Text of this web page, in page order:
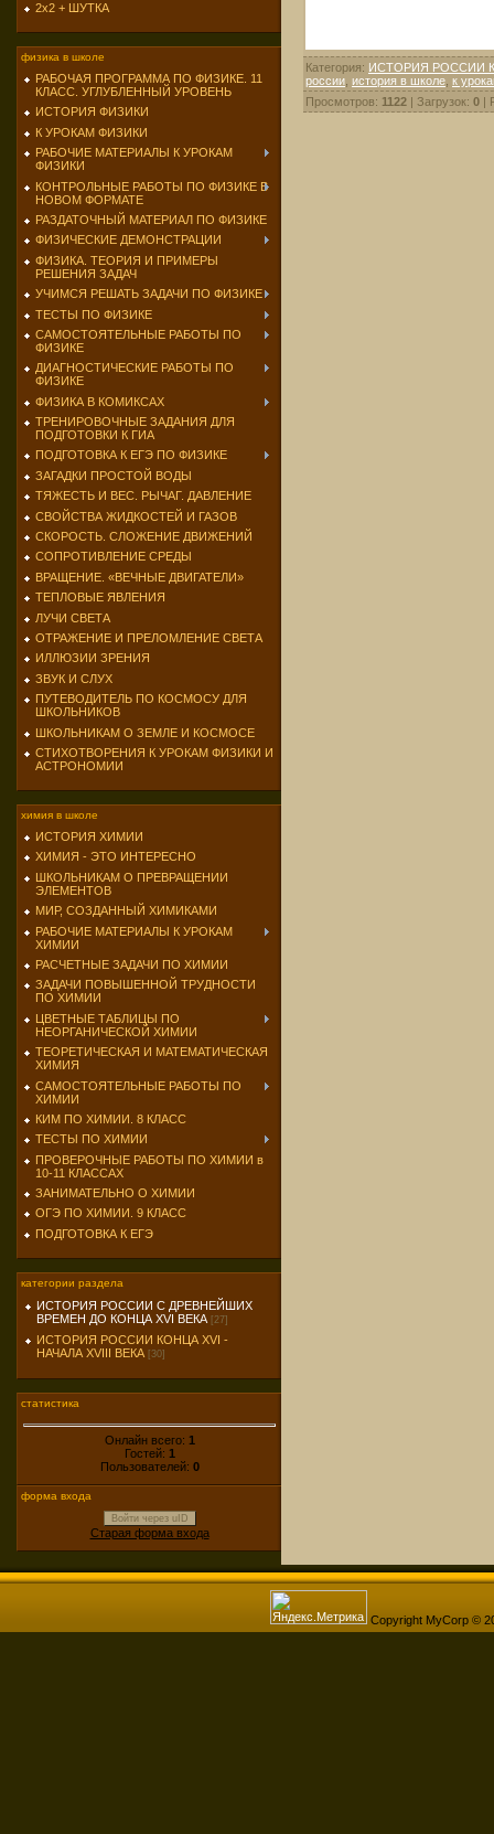
2х2 + ШУТКА
физика в школе
РАБОЧАЯ ПРОГРАММА ПО ФИЗИКЕ. 11
КЛАСС. УГЛУБЛЕННЫЙ УРОВЕНЬ
ИСТОРИЯ ФИЗИКИ
К УРОКАМ ФИЗИКИ
РАБОЧИЕ МАТЕРИАЛЫ К УРОКАМ
ФИЗИКИ
КОНТРОЛЬНЫЕ РАБОТЫ ПО ФИЗИКЕ В
НОВОМ ФОРМАТЕ
РАЗДАТОЧНЫЙ МАТЕРИАЛ ПО ФИЗИКЕ
ФИЗИЧЕСКИЕ ДЕМОНСТРАЦИИ
ФИЗИКА. ТЕОРИЯ И ПРИМЕРЫ
РЕШЕНИЯ ЗАДАЧ
УЧИМСЯ РЕШАТЬ ЗАДАЧИ ПО ФИЗИКЕ
ТЕСТЫ ПО ФИЗИКЕ
САМОСТОЯТЕЛЬНЫЕ РАБОТЫ ПО
ФИЗИКЕ
ДИАГНОСТИЧЕСКИЕ РАБОТЫ ПО
ФИЗИКЕ
ФИЗИКА В КОМИКСАХ
ТРЕНИРОВОЧНЫЕ ЗАДАНИЯ ДЛЯ
ПОДГОТОВКИ К ГИА
ПОДГОТОВКА К ЕГЭ ПО ФИЗИКЕ
ЗАГАДКИ ПРОСТОЙ ВОДЫ
ТЯЖЕСТЬ И ВЕС. РЫЧАГ. ДАВЛЕНИЕ
СВОЙСТВА ЖИДКОСТЕЙ И ГАЗОВ
СКОРОСТЬ. СЛОЖЕНИЕ ДВИЖЕНИЙ
СОПРОТИВЛЕНИЕ СРЕДЫ
ВРАЩЕНИЕ. «ВЕЧНЫЕ ДВИГАТЕЛИ»
ТЕПЛОВЫЕ ЯВЛЕНИЯ
ЛУЧИ СВЕТА
ОТРАЖЕНИЕ И ПРЕЛОМЛЕНИЕ СВЕТА
ИЛЛЮЗИИ ЗРЕНИЯ
ЗВУК И СЛУХ
ПУТЕВОДИТЕЛЬ ПО КОСМОСУ ДЛЯ
ШКОЛЬНИКОВ
ШКОЛЬНИКАМ О ЗЕМЛЕ И КОСМОСЕ
СТИХОТВОРЕНИЯ К УРОКАМ ФИЗИКИ И
АСТРОНОМИИ
химия в школе
ИСТОРИЯ ХИМИИ
ХИМИЯ - ЭТО ИНТЕРЕСНО
ШКОЛЬНИКАМ О ПРЕВРАЩЕНИИ
ЭЛЕМЕНТОВ
МИР, СОЗДАННЫЙ ХИМИКАМИ
РАБОЧИЕ МАТЕРИАЛЫ К УРОКАМ
ХИМИИ
РАСЧЕТНЫЕ ЗАДАЧИ ПО ХИМИИ
ЗАДАЧИ ПОВЫШЕННОЙ ТРУДНОСТИ
ПО ХИМИИ
ЦВЕТНЫЕ ТАБЛИЦЫ ПО
НЕОРГАНИЧЕСКОЙ ХИМИИ
ТЕОРЕТИЧЕСКАЯ И МАТЕМАТИЧЕСКАЯ
ХИМИЯ
САМОСТОЯТЕЛЬНЫЕ РАБОТЫ ПО
ХИМИИ
КИМ ПО ХИМИИ. 8 КЛАСС
ТЕСТЫ ПО ХИМИИ
ПРОВЕРОЧНЫЕ РАБОТЫ ПО ХИМИИ в
10-11 КЛАССАХ
ЗАНИМАТЕЛЬНО О ХИМИИ
ОГЭ ПО ХИМИИ. 9 КЛАСС
ПОДГОТОВКА К ЕГЭ
категории раздела
ИСТОРИЯ РОССИИ С ДРЕВНЕЙШИХ
ВРЕМЕН ДО КОНЦА XVI ВЕКА [27]
ИСТОРИЯ РОССИИ КОНЦА ХVI -
НАЧАЛА XVIII ВЕКА [30]
статистика
Онлайн всего: 1
Гостей: 1
Пользователей: 0
форма входа
Войти через uID
Старая форма входа
Категория: ИСТОРИЯ РОССИИ
россии история в школе к
Просмотров: 1122 | Загрузок: 0 |
Copyright MyCorp ©